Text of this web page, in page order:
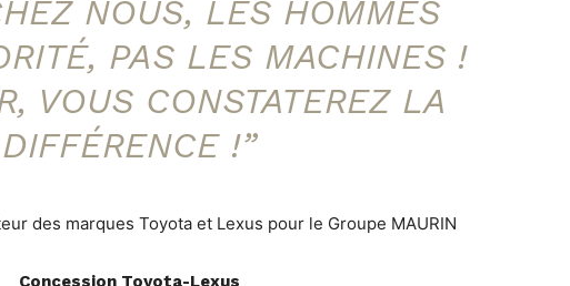
NOUS, LES HOMMES
PAS LES MACHINES !
VOUS CONSTATEREZ LA
DIFFÉRENCE !”
des marques Toyota et Lexus pour le Groupe MAURIN